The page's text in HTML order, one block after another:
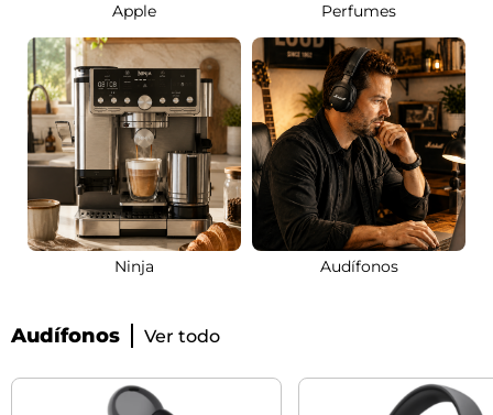
Apple Perfumes
Ninja Audífonos
Audífonos Ver todo